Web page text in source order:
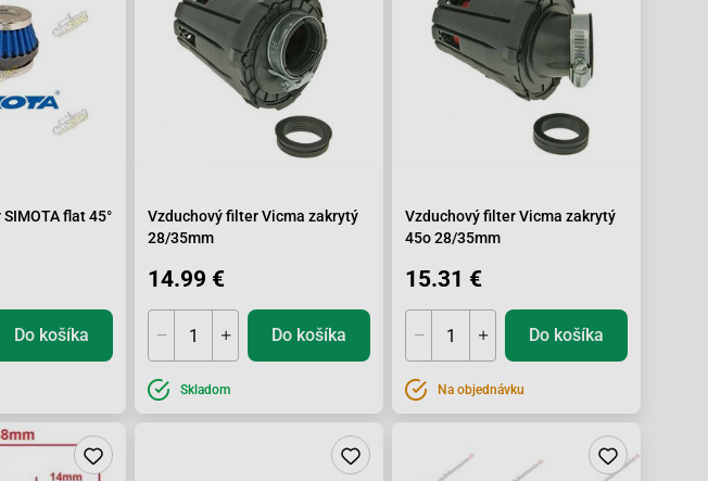
flat 45°
Do košíka
Vzduchový filter Vicma zakrytý
28/35mm
14.99 €
Do košíka
Skladom
Vzduchový filter Vicma zakrytý
45o 28/35mm
15.31 €
Do košíka
Na objednávku